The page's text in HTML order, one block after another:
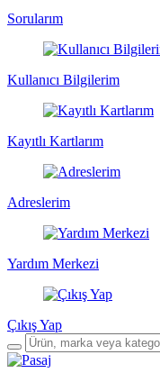
Sorularım
Kullanıcı Bilgilerim
Kayıtlı Kartlarım
Adreslerim
Yardım Merkezi
Çıkış Yap